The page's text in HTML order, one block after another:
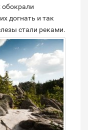
обокрали
догнать и так
стали реками.